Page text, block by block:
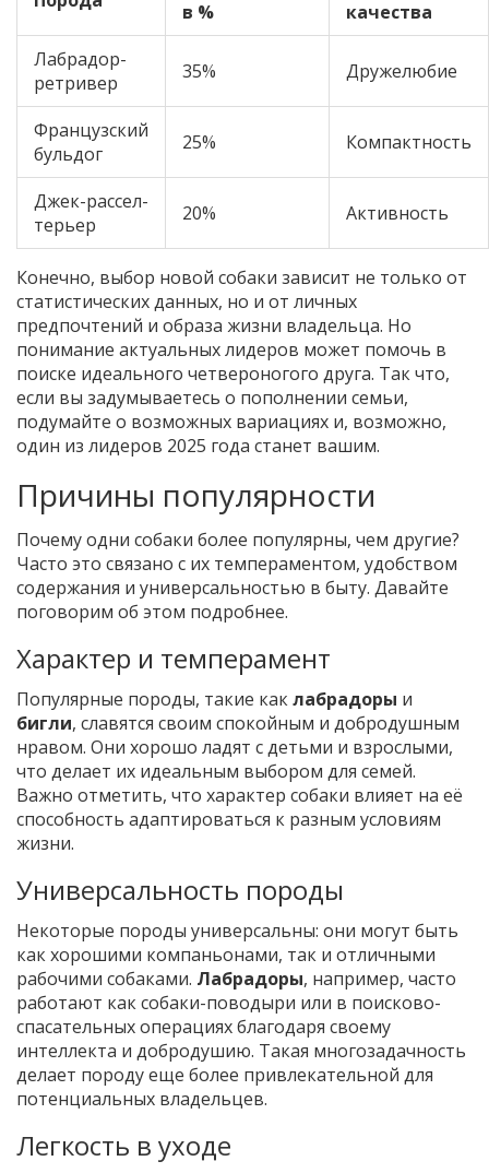
в %
качества
Лабрадор-
ретривер
35% Дружелюбие
Французский
бульдог
25% Компактность
Джек-рассел-
терьер
20% Активность
Конечно, выбор новой собаки зависит не только от
статистических данных, но и от личных
предпочтений и образа жизни владельца. Но
понимание актуальных лидеров может помочь в
поиске идеального четвероногого друга. Так что,
если вы задумываетесь о пополнении семьи,
подумайте о возможных вариациях и, возможно,
один из лидеров 2025 года станет вашим.
Причины популярности
Почему одни собаки более популярны, чем другие?
Часто это связано с их темпераментом, удобством
содержания и универсальностью в быту. Давайте
поговорим об этом подробнее.
Характер и темперамент
Популярные породы, такие каклабрадоры и
бигли, славятся своим спокойным и добродушным
нравом. Они хорошо ладят с детьми и взрослыми,
что делает их идеальным выбором для семей.
Важно отметить, что характер собаки влияет на её
способность адаптироваться к разным условиям
жизни.
Универсальность породы
Некоторые породы универсальны: они могут быть
как хорошими компаньонами, так и отличными
рабочими собаками. Лабрадоры, например, часто
работают как собаки-поводыри или в поисково-
спасательных операциях благодаря своему
интеллекта и добродушию. Такая многозадачность
делает породу еще более привлекательной для
потенциальных владельцев.
Легкость в уходе